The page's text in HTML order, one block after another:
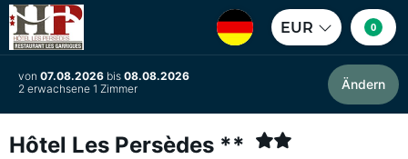
EUR 0
von 07.08.2026 bis 08.08.2026
2 erwachsene 1 Zimmer
Ändern
Hôtel Les Persèdes **